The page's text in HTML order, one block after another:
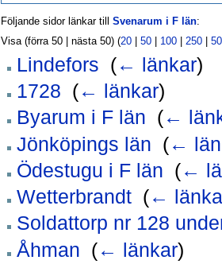
Följande sidor länkar till Svenarum i F län:
Visa (förra 50 | nästa 50) (20| 50| 100| 250|
Lindefors (← länkar)
1728 (← länkar)
Byarum i F län (←
Jönköpings län (←
Ödestugu i F län (←
Wetterbrandt‎ (←
Soldattorp nr 128
Åhman (← länkar)